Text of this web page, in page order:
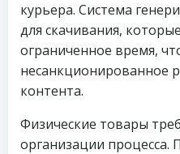
курьера. Система
для скачивания,
ограниченное время,
несанкционированное
контента.
Физические товары
организации процесса.